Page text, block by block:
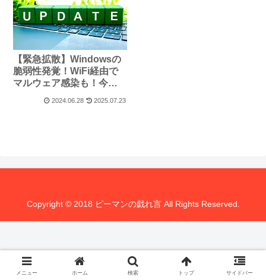
【緊急拡散】Windowsの
脆弱性発覚！WiFi経由で
マルウェア感染も！今す
2024.06.28 2025.07.23
Copyright © 2018 ピーマンの戯れ言 All Rights Reserved.
メニュー ホーム 検索 トップ サイドバー